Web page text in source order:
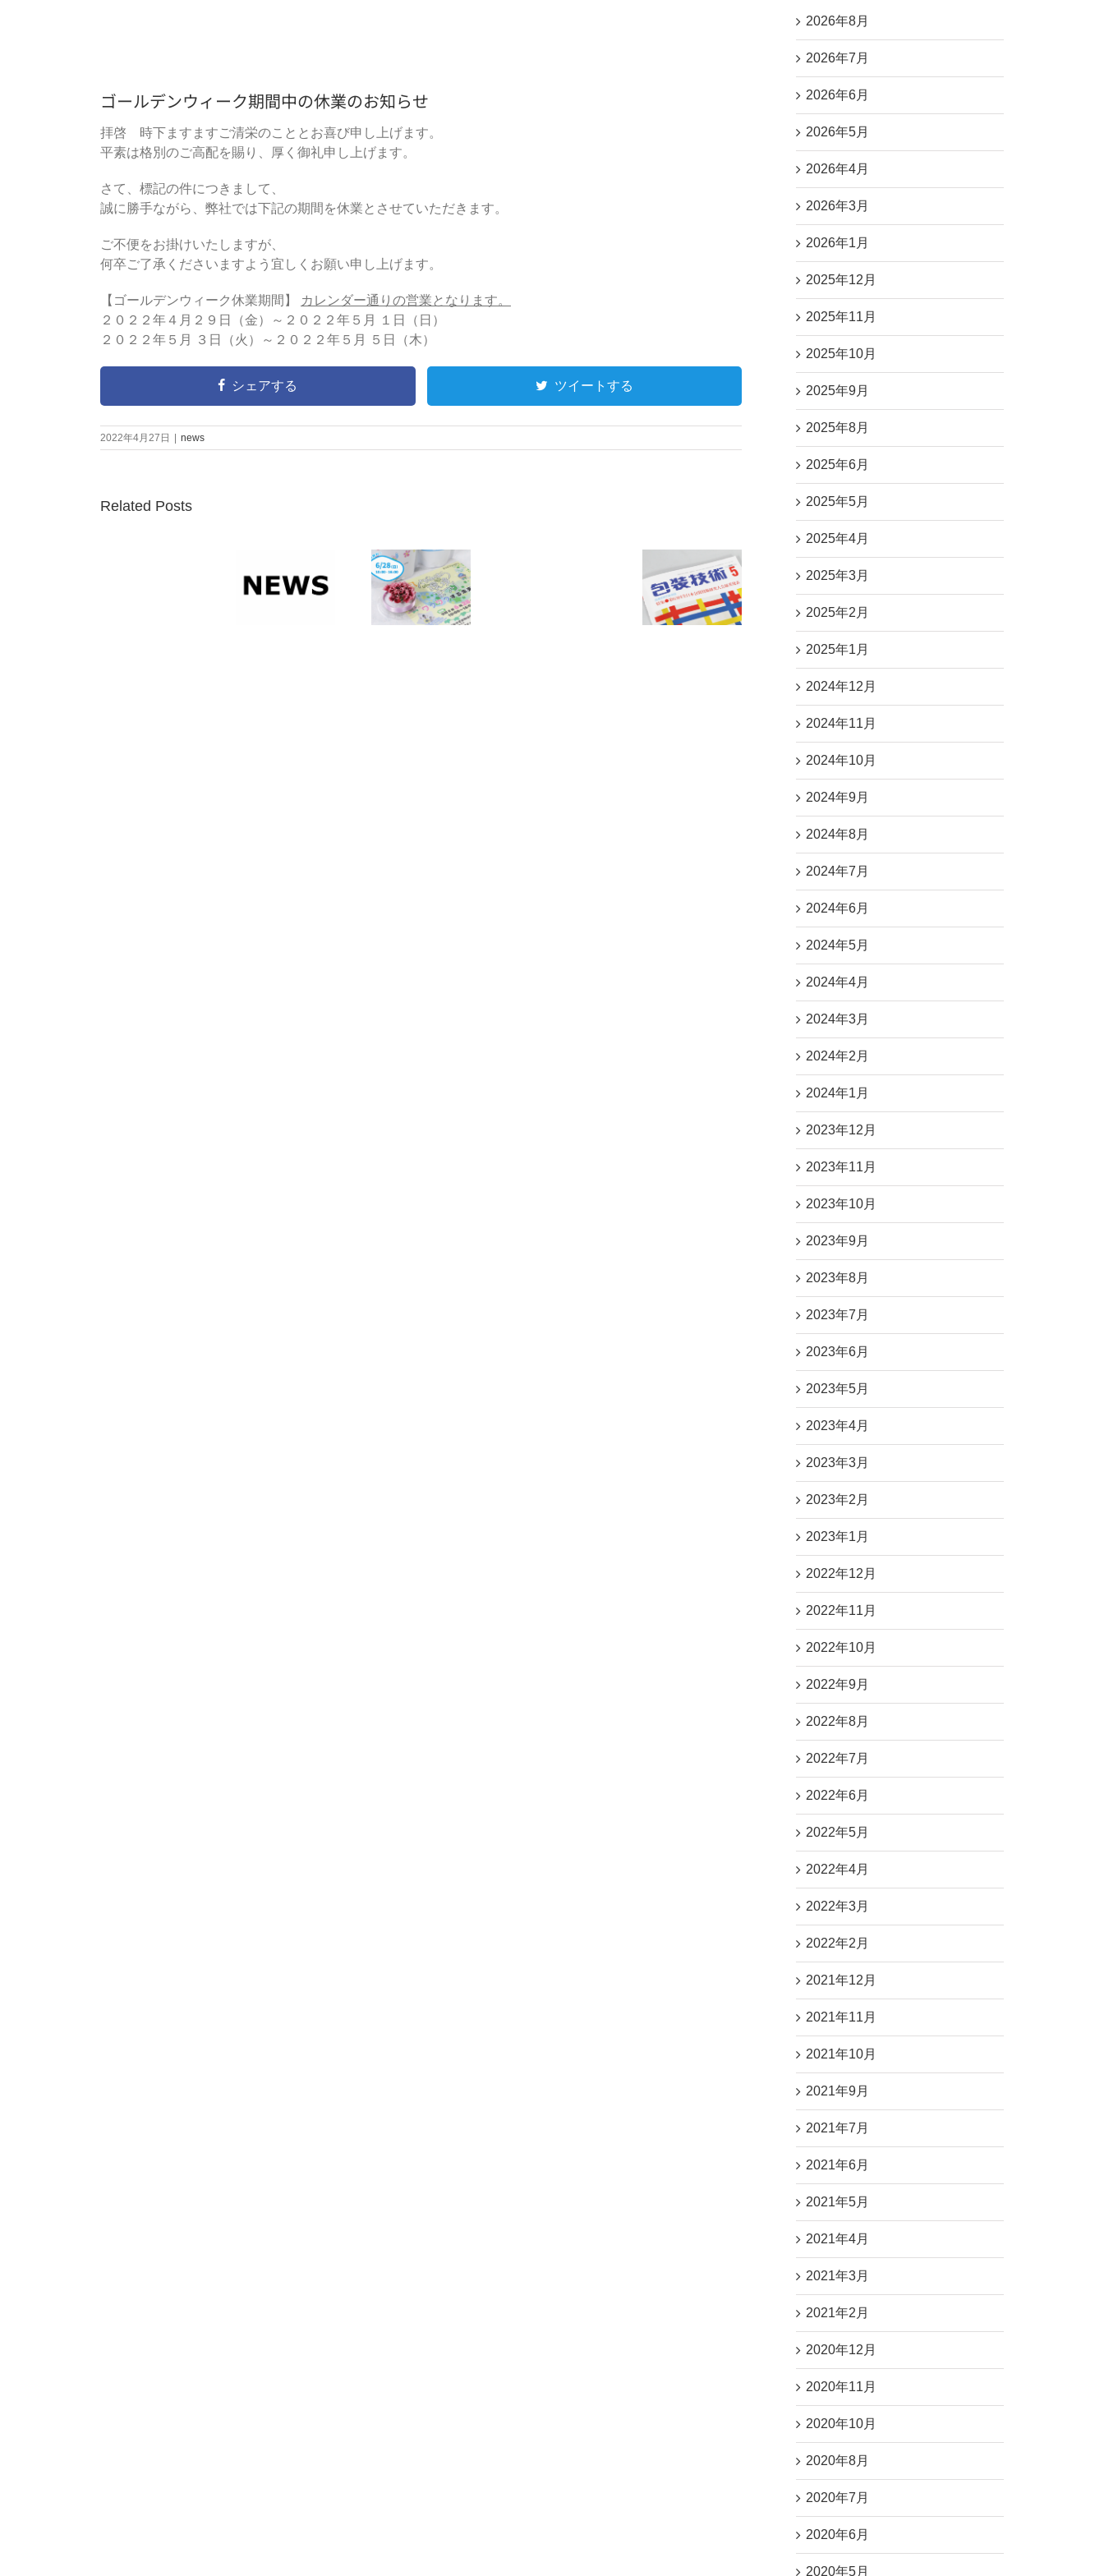
ゴールデンウィーク期間中の休業のお知らせ
拝啓 時下ますますご清栄のこととお喜び申し上げます。
平素は格別のご高配を賜り、厚く御礼申し上げます。
さて、標記の件につきまして、
誠に勝手ながら、弊社では下記の期間を休業とさせていただきます。
ご不便をお掛けいたしますが、
何卒ご了承くださいますよう宜しくお願い申し上げます。
【ゴールデンウィーク休業期間】
カレンダー通りの営業となります。
２０２２年４月２９日（金）～２０２２年５月 １日（日）
２０２２年５月 ３日（火）～２０２２年５月 ５日（木）
シェアする ツイートする
2022年4月27日 | news
Related Posts
第22回さがみ
はら環境まつ
埼
玉
フ
ィ
ス・
工
場
移
お
知
ら
せ
夏季休業のお
知らせ
はら環境まつ
す
2026年8月
2026年7月
2026年6月
2026年5月
2026年4月
2026年3月
2026年1月
2025年12月
2025年11月
2025年10月
2025年9月
2025年8月
2025年6月
2025年5月
2025年4月
2025年3月
2025年2月
2025年1月
2024年12月
2024年11月
2024年10月
2024年9月
2024年8月
2024年7月
2024年6月
2024年5月
2024年4月
2024年3月
2024年2月
2024年1月
2023年12月
2023年11月
2023年10月
2023年9月
2023年8月
2023年7月
2023年6月
2023年5月
2023年4月
2023年3月
2023年2月
2023年1月
2022年12月
2022年11月
2022年10月
2022年9月
2022年8月
2022年7月
2022年6月
2022年5月
2022年4月
2022年3月
2022年2月
2021年12月
2021年11月
2021年10月
2021年9月
2021年7月
2021年6月
2021年5月
2021年4月
2021年3月
2021年2月
2020年12月
2020年11月
2020年10月
2020年8月
2020年7月
2020年6月
2020年5月